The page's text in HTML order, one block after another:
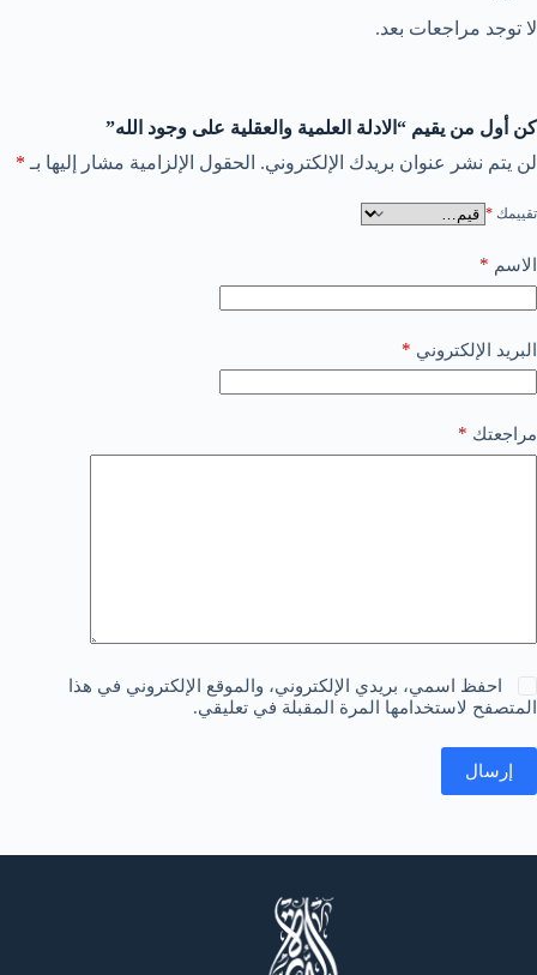
لا توجد مراجعات بعد.
كن أول من يقيم “الادلة العلمية والعقلية على وجود الله”
لن يتم نشر عنوان بريدك الإلكتروني. الحقول الإلزامية مشار إليها بـ *
تقييمك *
الاسم *
البريد الإلكتروني *
مراجعتك *
احفظ اسمي، بريدي الإلكتروني، والموقع الإلكتروني في هذا
المتصفح لاستخدامها المرة المقبلة في تعليقي.
إرسال